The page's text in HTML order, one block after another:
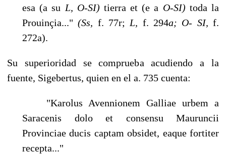
esa (a su L, O-SI) tierra et (e a O-SI) to­da la
Prouinçia..."(Ss, f. 77r; L, f. 294a; O- SI,f.
272a).
Su superioridad se comprueba acudiendo a la
fuente, Sigebertus, quien en el a. 735 cuenta:
"Karolus Avennionem Galliae urbem a
Saracenis dolo et consensu Mauruncii
Provinciae ducis captam obsidet, eaque fortiter
recepta..."